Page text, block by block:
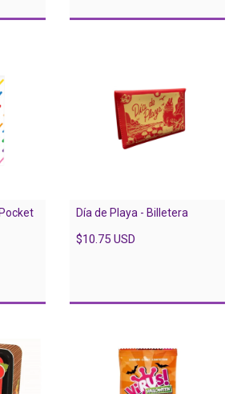
Día de Playa - Billetera
$10.75 USD